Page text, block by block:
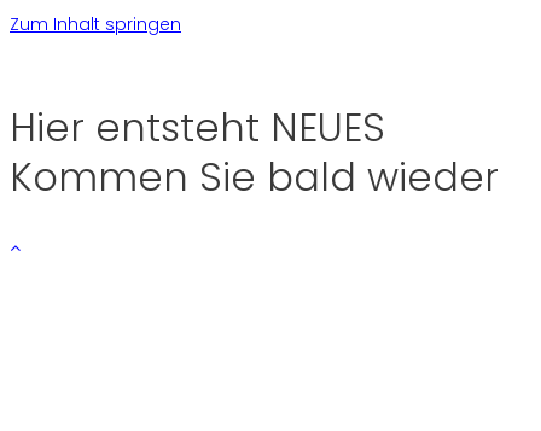
Zum Inhalt springen
Hier entsteht NEUES
Kommen Sie bald wieder